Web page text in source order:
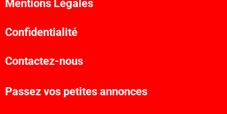
Mentions Légales
Confidentialité
Contactez-nous
Passez vos petites annonces